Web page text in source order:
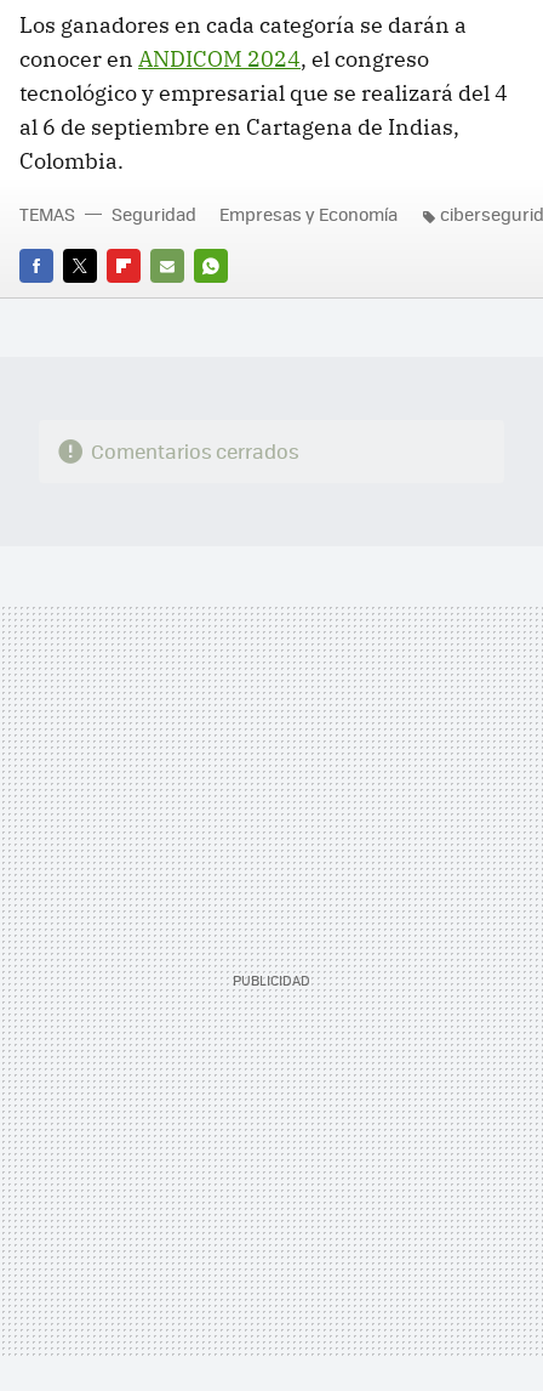
Los ganadores en cada categoría se darán a
conocer en ANDICOM 2024, el congreso
tecnológico y empresarial que se realizará del 4
al 6 de septiembre en Cartagena de Indias,
Colombia.
FACEBOOK
TWITTERFLIPBOARD
E-
WHATSAPP
TEMAS Seguridad Empresas y Economía
Comentarios cerrados